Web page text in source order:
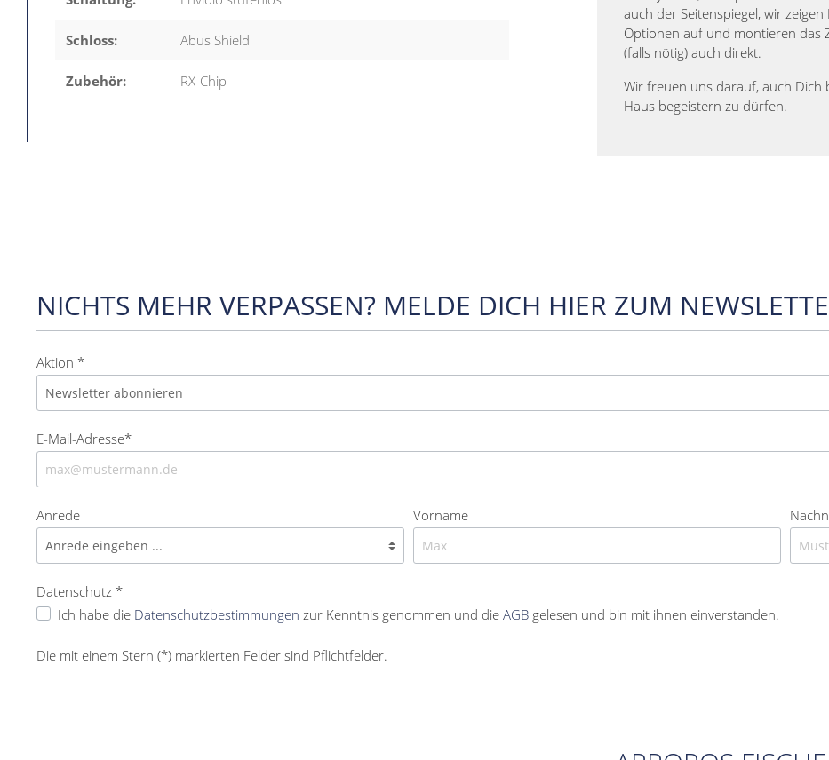
Schloss: Abus Shield
Zubehör: RX-Chip
auch der Seitenspiegel, wir zeigen
Optionen auf und montieren das
(falls nötig) auch direkt.
Wir freuen uns darauf, auch Dich
Haus begeistern zu dürfen.
NICHTS MEHR VERPASSEN? MELDE DICH HIER ZUM
Aktion *
E-Mail-Adresse*
Anrede Vorname
Datenschutz *
Ich habe die Datenschutzbestimmungen zur Kenntnis genommen und die AGB gelesen und bin mit ihnen einverstanden.
Die mit einem Stern (*) markierten Felder sind Pflichtfelder.